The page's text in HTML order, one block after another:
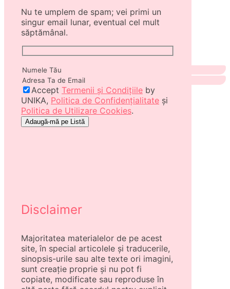
Nu te umplem de spam; vei primi un
singur email lunar, eventual cel mult
săptămânal.
Accept Termenii și Condițiile by
UNIKA, Politica de Confidențialitate și
Politica de Utilizare Cookies.
Disclaimer
Majoritatea materialelor de pe acest
site, în special articolele și traducerile,
sinopsis-urile sau alte texte ori imagini,
sunt creație proprie și nu pot fi
copiate, modificate sau reproduse în